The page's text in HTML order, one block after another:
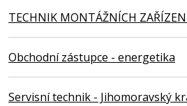
TECHNIK MONTÁŽNÍCH
Obchodní zástupce - energetika
Servisní technik - Jihomoravský